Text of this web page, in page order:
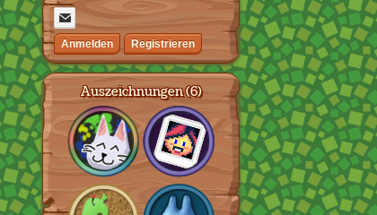
Anmelden Registrieren
Auszeichnungen (6)